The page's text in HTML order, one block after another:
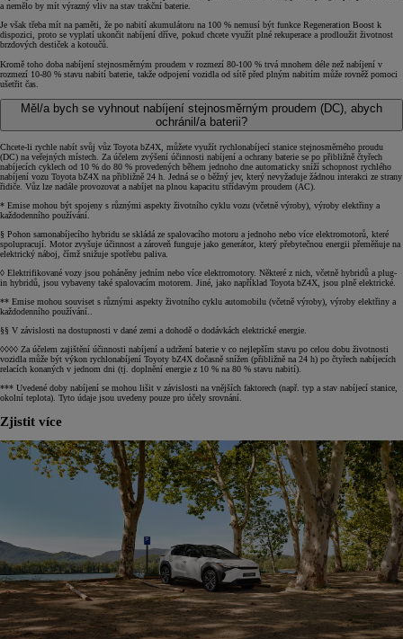
a nemělo by mít výrazný vliv na stav trakční baterie.
Je však třeba mít na paměti, že po nabití akumulátoru na 100 % nemusí být funkce Regeneration Boost k
dispozici, proto se vyplatí ukončit nabíjení dříve, pokud chcete využít plné rekuperace a prodloužit životnost
brzdových destiček a kotoučů.
Kromě toho doba nabíjení stejnosměrným proudem v rozmezí 80-100 % trvá mnohem déle než nabíjení v
rozmezí 10-80 % stavu nabití baterie, takže odpojení vozidla od sítě před plným nabitím může rovněž pomoci
ušetřit čas.
Měl/a bych se vyhnout nabíjení stejnosměrným proudem (DC), abych
ochránil/a baterii?
Chcete-li rychle nabít svůj vůz Toyota bZ4X, můžete využít rychlonabíjecí stanice stejnosměrného proudu
(DC) na veřejných místech. Za účelem zvýšení účinnosti nabíjení a ochrany baterie se po přibližně čtyřech
nabíjecích cyklech od 10 % do 80 % provedených během jednoho dne automaticky sníží schopnost rychlého
nabíjení vozu Toyota bZ4X na přibližně 24 h. Jedná se o běžný jev, který nevyžaduje žádnou interakci ze strany
řidiče. Vůz lze nadále provozovat a nabíjet na plnou kapacitu střídavým proudem (AC).
* Emise mohou být spojeny s různými aspekty životního cyklu vozu (včetně výroby), výroby elektřiny a
každodenního používání.
§ Pohon samonabíjecího hybridu se skládá ze spalovacího motoru a jednoho nebo více elektromotorů, které
spolupracují. Motor zvyšuje účinnost a zároveň funguje jako generátor, který přebytečnou energii přeměňuje na
elektrický náboj, čímž snižuje spotřebu paliva.
◊ Elektrifikované vozy jsou poháněny jedním nebo více elektromotory. Některé z nich, včetně hybridů a plug-
in hybridů, jsou vybaveny také spalovacím motorem. Jiné, jako například Toyota bZ4X, jsou plně elektrické.
** Emise mohou souviset s různými aspekty životního cyklu automobilu (včetně výroby), výroby elektřiny a
každodenního používání..
§§ V závislosti na dostupnosti v dané zemi a dohodě o dodávkách elektrické energie.
◊◊◊◊ Za účelem zajištění účinnosti nabíjení a udržení baterie v co nejlepším stavu po celou dobu životnosti
vozidla může být výkon rychlonabíjení Toyoty bZ4X dočasně snížen (přibližně na 24 h) po čtyřech nabíjecích
relacích konaných v jednom dni (tj. doplnění energie z 10 % na 80 % stavu nabití).
*** Uvedené doby nabíjení se mohou lišit v závislosti na vnějších faktorech (např. typ a stav nabíjecí stanice,
okolní teplota). Tyto údaje jsou uvedeny pouze pro účely srovnání.
Zjistit více